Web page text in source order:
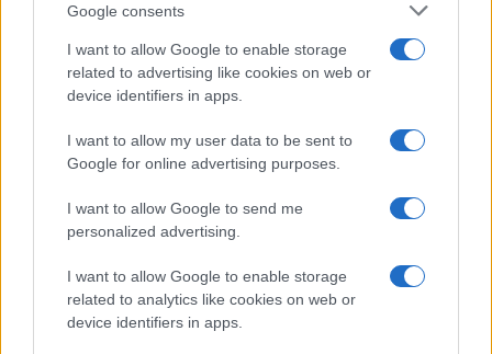
Google consents
I want to allow Google to enable storage
related to advertising like cookies on web or
device identifiers in apps.
I want to allow my user data to be sent to
Google for online advertising purposes.
I want to allow Google to send me
personalized advertising.
I want to allow Google to enable storage
related to analytics like cookies on web or
device identifiers in apps.
La macchina usata più affidabile: un investimento che esige
ponderazione
QUOTAZIONI CRYPTO
Nome